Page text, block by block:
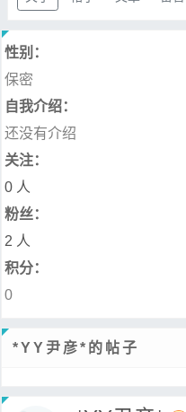
性别：
保密
自我介绍：
还没有介绍
关注：
0 人
粉丝：
2 人
积分：
0
*YY尹彦*的帖子